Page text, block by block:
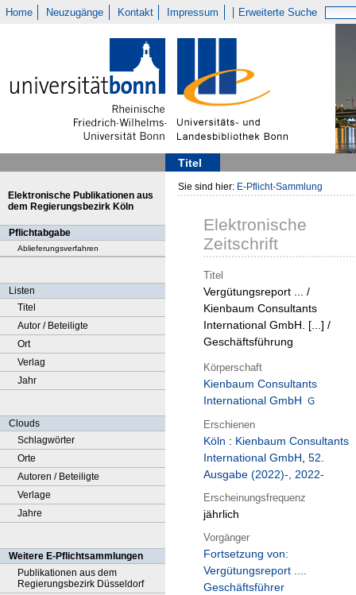
Home Neuzugänge Kontakt Impressum Erweiterte Suche
Titel
Elektronische Publikationen aus
dem Regierungsbezirk Köln
Pflichtabgabe
Ablieferungsverfahren
Listen
Titel
Autor / Beteiligte
Ort
Verlag
Jahr
Clouds
Schlagwörter
Orte
Autoren / Beteiligte
Verlage
Jahre
Weitere E-Pflichtsammlungen
Publikationen aus dem
Regierungsbezirk Düsseldorf
Sie sind hier: E-Pflicht-Sammlung
Elektronische
Zeitschrift
Titel
Vergütungsreport ... /
Kienbaum Consultants
International GmbH. [...] /
Geschäftsführung
Körperschaft
Kienbaum Consultants
International GmbH
Erschienen
Köln : Kienbaum Consultants
International GmbH, 52.
Ausgabe (2022)-, 2022-
Erscheinungsfrequenz
jährlich
Vorgänger
Fortsetzung von:
Vergütungsreport ....
Geschäftsführer